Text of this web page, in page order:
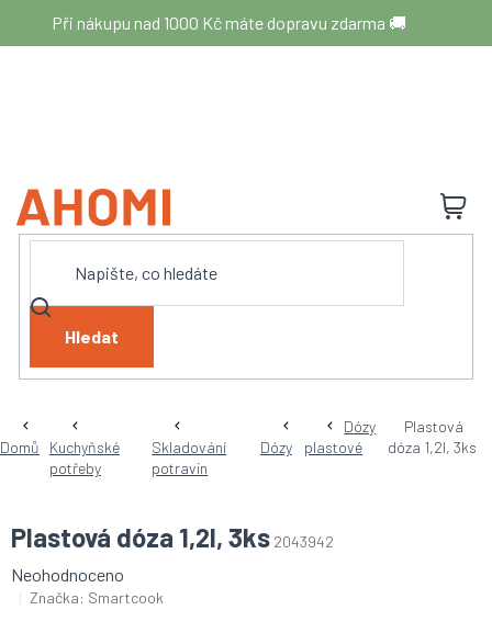
obsah
Při nákupu nad 1000 Kč máte dopravu zdarma 🚚
Hledat
Domů
Kuchyňské
potřeby
Skladování
potravin
Dózy
Dózy
plastové
Plastová
dóza 1,2l, 3ks
Plastová dóza 1,2l, 3ks 2043942
Průměrné
hodnocení
Neohodnoceno
Značka: Smartcook